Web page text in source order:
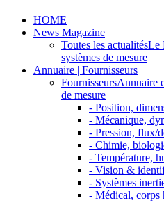
HOME
News Magazine
Toutes les actualitésLe
systèmes de mesure
Annuaire | Fournisseurs
FournisseursAnnuaire
de mesure
- Position,
- Mécanique,
- Pression, flux/
- Chimie,
- Température,
- Vision &
- Systèmes
- Médical, corps